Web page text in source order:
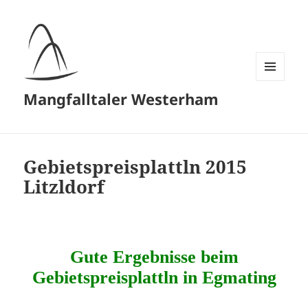
Mangfalltaler Westerham
Gebietspreisplattln 2015
Litzldorf
Gute Ergebnisse beim
Gebietspreisplattln in Egmating